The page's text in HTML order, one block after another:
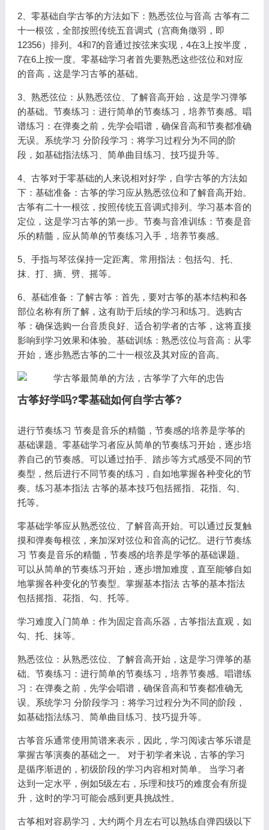
2、零基础自学古筝的方法如下：熟悉弦位与音高 古筝有二
十一根弦，全部按照传统五音调式（宫商角徵羽，即
12356）排列。4和7的音通过按弦来实现，4在3上按半度，
7在6上按一度。零基础学习者首先要熟悉这些弦位和对应
的音高，这是学习古筝的基础。
3、熟悉弦位：从熟悉弦位、了解音高开始，这是学习弹筝
的基础。节奏练习：进行简单的节奏练习，培养节奏感。唱
谱练习：在弹奏之前，先学会唱谱，确保音高和节奏都准确
无误。系统学习 分阶段学习：将学习过程分为不同的阶
段，如基础指法练习、简单曲目练习、技巧提升等。
4、古筝对于零基础的人来说相对好学，自学古筝的方法如
下：基础准备：古筝的学习应从熟悉弦位和了解音高开始。
古筝有二十一根弦，按照传统五音调式排列。学习基本音的
定位，这是学习古筝的第一步。节奏与音准训练：节奏是音
乐的精髓，应从简单的节奏练习入手，培养节奏感。
5、手指与琴弦保持一定距离。常用指法：包括勾、托、
抹、打、摘、劈、摇等。
6、基础准备：了解古筝：首先，要对古筝的基本结构和各
部位名称有所了解，这有助于后续的学习和练习。选购古
筝：确保选购一台音质良好、适合初学者的古筝，这将直接
影响到学习效果和体验。基础训练：熟悉弦位与音高：从零
开始，逐步熟悉古筝的二十一根弦及其对应的音高。
古筝好学吗?零基础如何自学古筝?
进行节奏练习 节奏是音乐的精髓，节奏感的培养是学筝的
基础课题。零基础学习者应从简单的节奏练习开始，逐步培
养自己的节奏感。可以通过拍手、踏步等方式感受不同的节
奏型，然后进行不同节奏的练习，自如地掌握各种变化的节
奏。练习基本指法 古筝的基本技巧包括摇指、花指、勾、
托等。
零基础学筝应从熟悉弦位、了解音高开始。可以通过反复触
摸和弹奏每根弦，来加深对弦位和音高的记忆。进行节奏练
习 节奏是音乐的精髓，节奏感的培养是学筝的基础课题。
可以从简单的节奏练习开始，逐步增加难度，直至能够自如
地掌握各种变化的节奏型。掌握基本指法 古筝的基本指法
包括摇指、花指、勾、托等。
学习难度入门简单：作为固定音高乐器，古筝指法直观，如
勾、托、抹等。
熟悉弦位：从熟悉弦位、了解音高开始，这是学习弹筝的基
础。节奏练习：进行简单的节奏练习，培养节奏感。唱谱练
习：在弹奏之前，先学会唱谱，确保音高和节奏都准确无
误。系统学习 分阶段学习：将学习过程分为不同的阶段，
如基础指法练习、简单曲目练习、技巧提升等。
古筝音乐通常使用简谱来表示，因此，学习阅读古筝乐谱是
掌握古筝演奏的基础之一。 对于初学者来说，古筝的学习
是循序渐进的，初级阶段的学习内容相对简单。 当学习者
达到一定水平，例如5级左右，乐理和技巧的难度会有所提
升，这时的学习可能会感到更具挑战性。
古筝相对容易学习，大约两个月左右可以熟练自弹四级以下